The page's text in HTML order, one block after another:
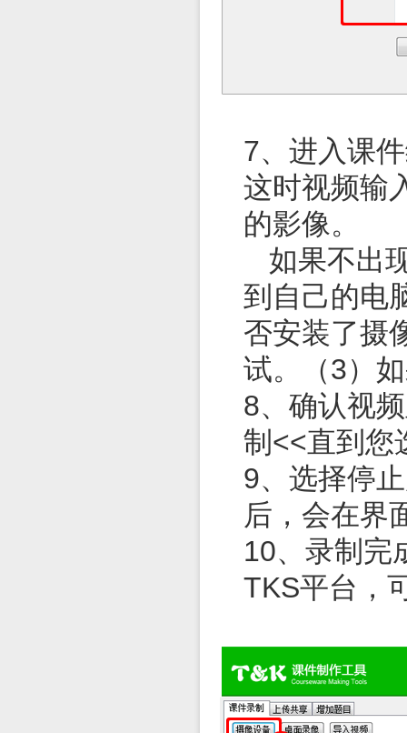
7、进入课
这时视频输
的影像。
如果不出
到自己的电
否安装了摄
试。（3）
8、确认视
制<<直到您
9、选择停
后，会在界
10、录制完
TKS平台，